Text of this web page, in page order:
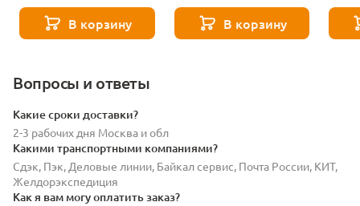
В корзину В корзину
Вопросы и ответы
Какие сроки доставки?
2-3 рабочих дня Москва и обл
Какими транспортными компаниями?
Сдэк, Пэк, Деловые линии, Байкал сервис, Почта России, КИТ,
Желдорэкспедиция
Как я вам могу оплатить заказ?